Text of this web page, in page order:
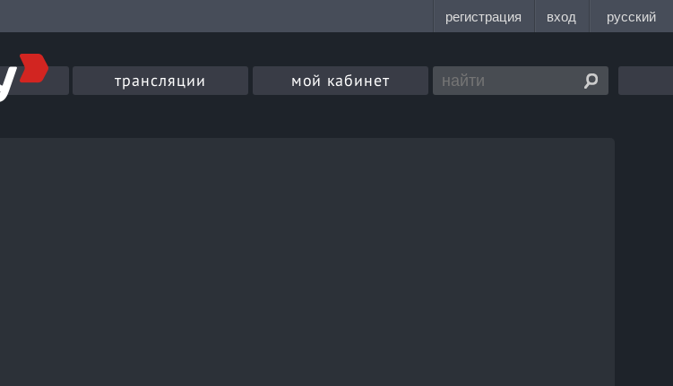
трансляции мой кабинет